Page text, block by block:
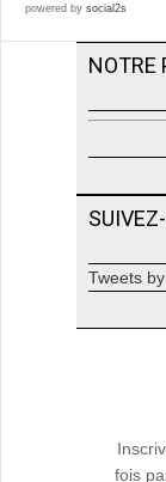
powered by social2s
NOTRE
Tweets
fois